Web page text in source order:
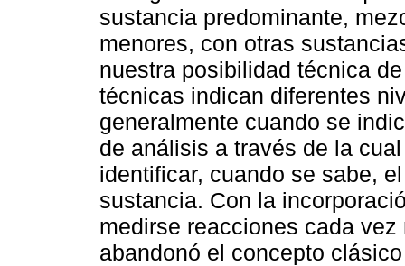
sustancia predominante,
menores, con otras
nuestra posibilidad técnica
técnicas indican diferentes
generalmente cuando se
de análisis a través de la
identificar, cuando se sabe,
sustancia. Con la
medirse reacciones cada
abandonó el concepto